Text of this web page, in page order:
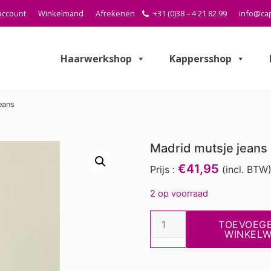
Winkelmand Afrekenen +31 (0)38 – 4 21 82 99
Haarwerkshop Kappersshop
Madrid mutsje jeans
Prijs : €41,95 (incl. BTW)
2 op voorraad
Madrid
jeans